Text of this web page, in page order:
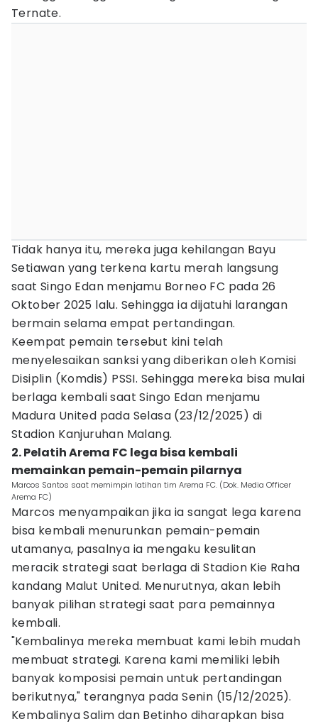
Ternate.
Tidak hanya itu, mereka juga kehilangan Bayu
Setiawan yang terkena kartu merah langsung
saat Singo Edan menjamu Borneo FC pada 26
Oktober 2025 lalu. Sehingga ia dijatuhi larangan
bermain selama empat pertandingan.
Keempat pemain tersebut kini telah
menyelesaikan sanksi yang diberikan oleh Komisi
Disiplin (Komdis) PSSI. Sehingga mereka bisa mulai
berlaga kembali saat Singo Edan menjamu
Madura United pada Selasa (23/12/2025) di
Stadion Kanjuruhan Malang.
2. Pelatih Arema FC lega bisa kembali
memainkan pemain-pemain pilarnya
Marcos Santos saat memimpin latihan tim Arema FC. (Dok. Media Officer
Arema FC)
Marcos menyampaikan jika ia sangat lega karena
bisa kembali menurunkan pemain-pemain
utamanya, pasalnya ia mengaku kesulitan
meracik strategi saat berlaga di Stadion Kie Raha
kandang Malut United. Menurutnya, akan lebih
banyak pilihan strategi saat para pemainnya
kembali.
"Kembalinya mereka membuat kami lebih mudah
membuat strategi. Karena kami memiliki lebih
banyak komposisi pemain untuk pertandingan
berikutnya," terangnya pada Senin (15/12/2025).
Kembalinya Salim dan Betinho diharapkan bisa